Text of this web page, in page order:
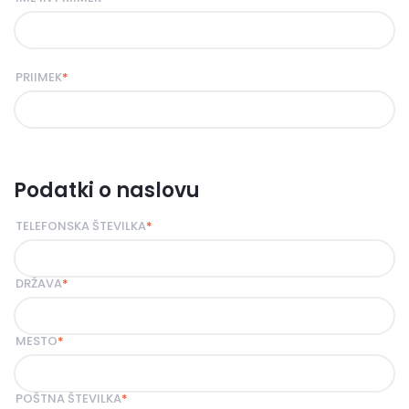
PRIIMEK*
Podatki o naslovu
TELEFONSKA ŠTEVILKA*
DRŽAVA*
MESTO*
POŠTNA ŠTEVILKA*